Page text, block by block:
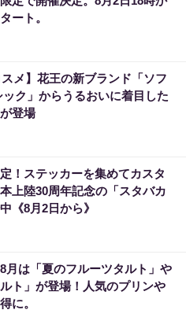
ート。
スメ】花王の新ブランド「ソフ
ック」からうるおいに着目した
登場
！ステッカーを集めてカスタ
上陸30周年記念の「スタバカ
《8月2日から》
8月は「夏のフルーツタルト」や
ルト」が登場！人気のプリンや
に。